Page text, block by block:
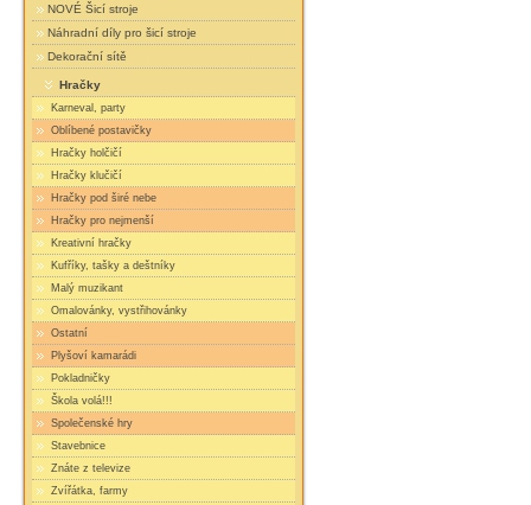
NOVÉ Šicí stroje
Náhradní díly pro šicí stroje
Dekorační sítě
Hračky
Karneval, party
Oblíbené postavičky
Hračky holčičí
Hračky klučičí
Hračky pod širé nebe
Hračky pro nejmenší
Kreativní hračky
Kufříky, tašky a deštníky
Malý muzikant
Omalovánky, vystřihovánky
Ostatní
Plyšoví kamarádi
Pokladničky
Škola volá!!!
Společenské hry
Stavebnice
Znáte z televize
Zvířátka, farmy